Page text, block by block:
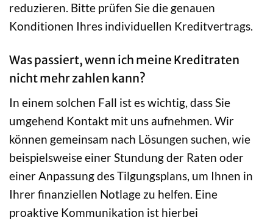
reduzieren. Bitte prüfen Sie die genauen
Konditionen Ihres individuellen Kreditvertrags.
Was passiert, wenn ich meine Kreditraten
nicht mehr zahlen kann?
In einem solchen Fall ist es wichtig, dass Sie
umgehend Kontakt mit uns aufnehmen. Wir
können gemeinsam nach Lösungen suchen, wie
beispielsweise einer Stundung der Raten oder
einer Anpassung des Tilgungsplans, um Ihnen in
Ihrer finanziellen Notlage zu helfen. Eine
proaktive Kommunikation ist hierbei